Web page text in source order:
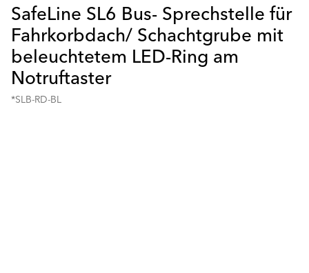
SafeLine SL6 Bus- Sprechstelle für
Fahrkorbdach/ Schachtgrube mit
beleuchtetem LED-Ring am
Notruftaster
*SLB-RD-BL